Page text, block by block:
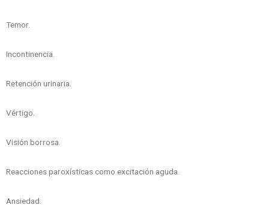
Temor.
Incontinencia.
Retención urinaria.
Vértigo.
Visión borrosa.
Reacciones paroxísticas como excitación aguda.
Ansiedad.